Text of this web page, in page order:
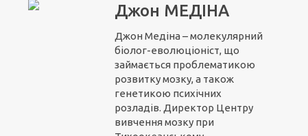
Джон МЕДІНА
Джон Медіна – молекулярний
біолог-еволюціоніст, що
займається проблематикою
розвитку мозку, а також
генетикою психічних
розладів. Директор Центру
вивчення мозку при